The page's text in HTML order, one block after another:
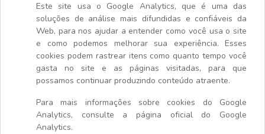
Este site usa o Google Analytics, que é uma das
soluções de análise mais difundidas e confiáveis da
Web, para nos ajudar a entender como você usa o site
e como podemos melhorar sua experiência. Esses
cookies podem rastrear itens como quanto tempo você
gasta no site e as páginas visitadas, para que
possamos continuar produzindo conteúdo atraente.
Para mais informações sobre cookies do Google
Analytics, consulte a página oficial do Google
Analytics.